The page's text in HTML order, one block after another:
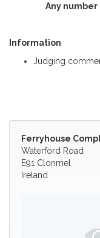
Any
Information
Judging
Ferryhouse
Waterford Road
E91 Clonmel
Ireland